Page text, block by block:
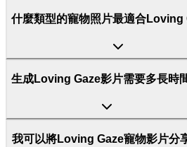
什麼類型的寵物照片最適合Loving
生成Loving Gaze影片需要多長時
我可以將Loving Gaze寵物影片分